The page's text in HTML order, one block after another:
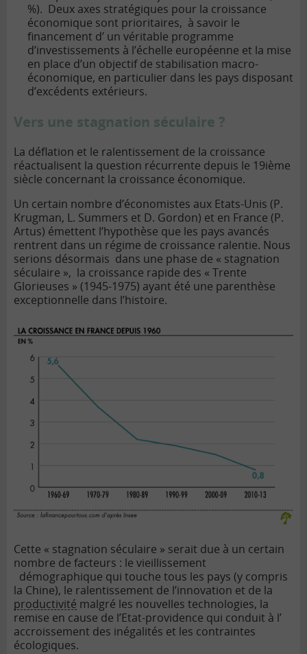
%). Deux axes stratégiques pour la croissance
économique sont prioritaires, à savoir le
financement d’ un véritable programme
d’investissements à l’échelle européenne et la mise
en place d’un objectif de stabilisation macro-
économique, en particulier dans les pays disposant
d’excédents extérieurs.
Vers une stagnation séculaire ?
La déflation et le ralentissement de la croissance
réactualisent la question récurrente depuis le 19ième
siècle concernant la croissance économique.
Un certain nombre d’économistes aux Etats-Unis (P.
Krugman, L. Summers et D. Gordon) et en France (P.
Artus) émettent l’hypothèse que les pays avancés
rentrent dans un régime de croissance ralentie. Nous
serions désormais dans une phase de « stagnation
séculaire », la croissance rapide des « Trente
Glorieuses » (1945-1975) ayant été une parenthèse
exceptionnelle dans l’histoire.
Cette « stagnation séculaire » serait due à un certain
nombre de facteurs : le vieillissement
démographique qui touche tous les pays (y compris
la Chine), le ralentissement de l’innovation et de la
productivité malgré les nouvelles technologies, la
remise en cause de l’Etat-providence qui conduit à l’
accroissement des inégalités et les contraintes
écologiques.